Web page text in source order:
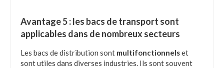
Avantage 5 : les bacs de transport sont
applicables dans de nombreux secteurs
Les bacs de distribution sont multifonctionnelset
sont utiles dans diverses industries. Ils sont souvent